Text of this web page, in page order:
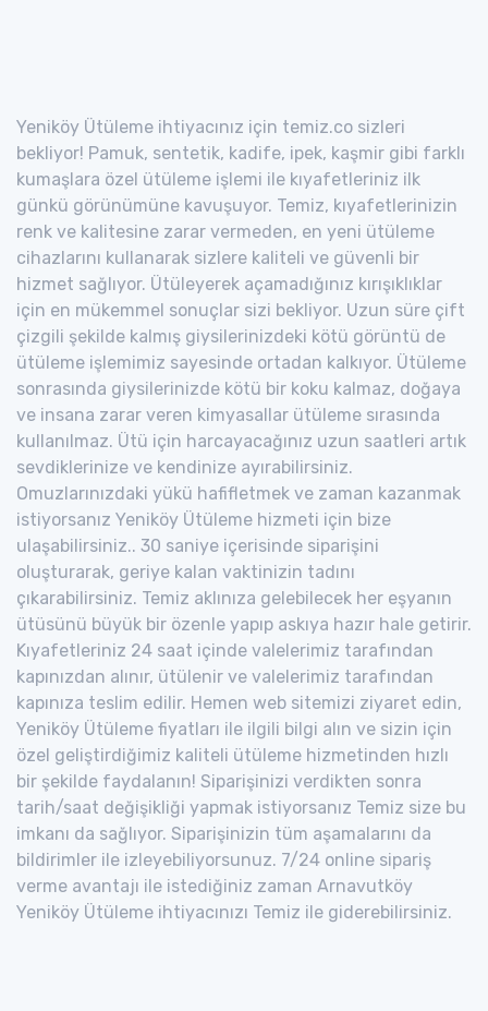
Yeniköy Ütüleme ihtiyacınız için temiz.co sizleri
bekliyor! Pamuk, sentetik, kadife, ipek, kaşmir gibi farklı
kumaşlara özel ütüleme işlemi ile kıyafetleriniz ilk
günkü görünümüne kavuşuyor. Temiz, kıyafetlerinizin
renk ve kalitesine zarar vermeden, en yeni ütüleme
cihazlarını kullanarak sizlere kaliteli ve güvenli bir
hizmet sağlıyor. Ütüleyerek açamadığınız kırışıklıklar
için en mükemmel sonuçlar sizi bekliyor. Uzun süre çift
çizgili şekilde kalmış giysilerinizdeki kötü görüntü de
ütüleme işlemimiz sayesinde ortadan kalkıyor. Ütüleme
sonrasında giysilerinizde kötü bir koku kalmaz, doğaya
ve insana zarar veren kimyasallar ütüleme sırasında
kullanılmaz. Ütü için harcayacağınız uzun saatleri artık
sevdiklerinize ve kendinize ayırabilirsiniz.
Omuzlarınızdaki yükü hafifletmek ve zaman kazanmak
istiyorsanız Yeniköy Ütüleme hizmeti için bize
ulaşabilirsiniz.. 30 saniye içerisinde siparişini
oluşturarak, geriye kalan vaktinizin tadını
çıkarabilirsiniz. Temiz aklınıza gelebilecek her eşyanın
ütüsünü büyük bir özenle yapıp askıya hazır hale getirir.
Kıyafetleriniz 24 saat içinde valelerimiz tarafından
kapınızdan alınır, ütülenir ve valelerimiz tarafından
kapınıza teslim edilir. Hemen web sitemizi ziyaret edin,
Yeniköy Ütüleme fiyatları ile ilgili bilgi alın ve sizin için
özel geliştirdiğimiz kaliteli ütüleme hizmetinden hızlı
bir şekilde faydalanın! Siparişinizi verdikten sonra
tarih/saat değişikliği yapmak istiyorsanız Temiz size bu
imkanı da sağlıyor. Siparişinizin tüm aşamalarını da
bildirimler ile izleyebiliyorsunuz. 7/24 online sipariş
verme avantajı ile istediğiniz zaman Arnavutköy
Yeniköy Ütüleme ihtiyacınızı Temiz ile giderebilirsiniz.